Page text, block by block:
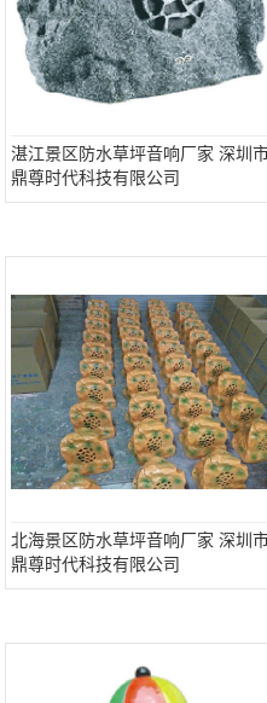
湛江景区防水草坪音响厂家 深圳
鼎尊时代科技有限公司
北海景区防水草坪音响厂家 深圳
鼎尊时代科技有限公司